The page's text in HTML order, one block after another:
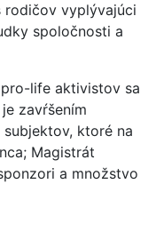
rodičov vyplývajúci
spoločnosti a
life aktivistov sa
zavŕšením
ktoré na
Magistrát
a množstvo